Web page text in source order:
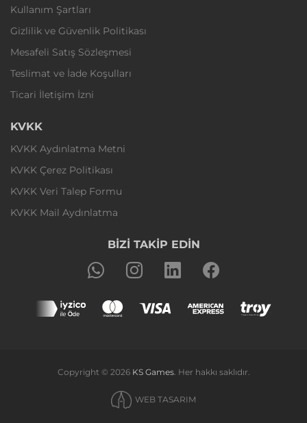
Kullanım Şartları
Gizlilik ve Güvenlik Politikası
Mesafeli Satış Sözleşmesi
Teslimat ve İade Koşulları
Ticari İletişim İzni
KVKK
KVKK Aydınlatma Metni
KVKK Çerez Politikası
KVKK Veri Talep Formu
KVKK Mail Aydınlatma
BİZİ TAKİP EDİN
Copyright © 2026 KS Games. Her hakkı saklıdır.
WEB TASARIM